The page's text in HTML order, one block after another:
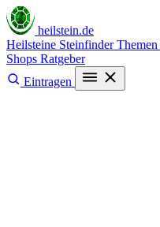
heilstein.de
Heilsteine SteinfinderThemen
Shops Ratgeber
Eintragen